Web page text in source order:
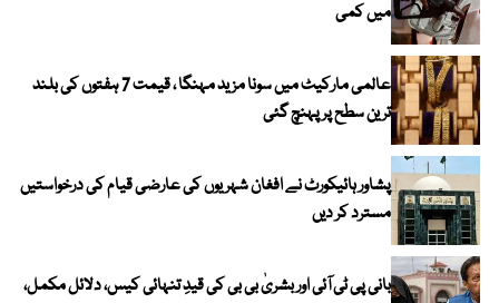
میں کمی
عالمی مارکیٹ میں سونا مزید مہنگا ، قیمت 7 ہفتوں کی بلند
ترین سطح پر پہنچ گئی
پشاور ہائیکورٹ نے افغان شہریوں کی عارضی قیام کی درخواستیں
مسترد کر دیں
بانی پی ٹی آئی اور بشریٰ بی بی کی قیدِ تنہائی کیس، دلائل مکمل،